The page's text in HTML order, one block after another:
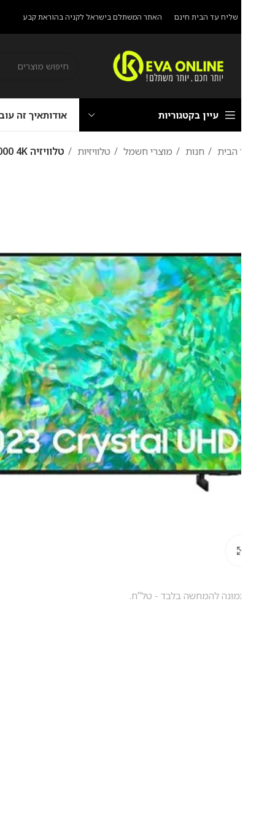
שליח עד הבית חינם האתר המשתלם בישראל לקניה בהוראת קבע
עיין בקטגוריות אודות איך זה עובד?
חנות מוצרי חשמל טלוויזיות טלוויזיה Samsung UE85CU8000 4K ‏85 ‏אינטש סמסונג
לחץ להגדלה
להמחשה בלבד - טל"ח.